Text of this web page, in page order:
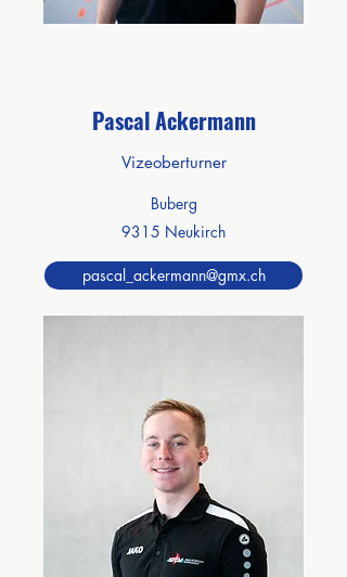
Pascal Ackermann
Vizeoberturner
Buberg
9315 Neukirch
pascal_ackermann@gmx.ch